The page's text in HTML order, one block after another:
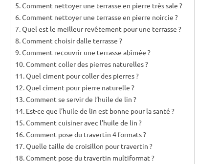
Comment nettoyer une terrasse en pierre très sale ?
Comment nettoyer une terrasse en pierre noircie ?
Quel est le meilleur revêtement pour une terrasse ?
Comment choisir dalle terrasse ?
Comment recouvrir une terrasse abîmée ?
Comment coller des pierres naturelles ?
Quel ciment pour coller des pierres ?
Quel ciment pour pierre naturelle ?
Comment se servir de l’huile de lin ?
Est-ce que l’huile de lin est bonne pour la santé ?
Comment cuisiner avec l’huile de lin ?
Comment pose du travertin 4 formats ?
Quelle taille de croisillon pour travertin ?
Comment pose du travertin multiformat ?